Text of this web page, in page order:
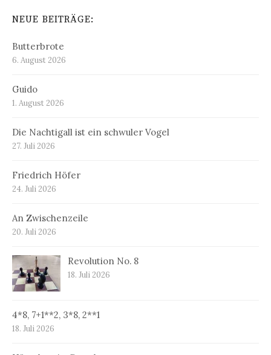
NEUE BEITRÄGE:
Butterbrote
6. August 2026
Guido
1. August 2026
Die Nachtigall ist ein schwuler Vogel
27. Juli 2026
Friedrich Höfer
24. Juli 2026
An Zwischenzeile
20. Juli 2026
Revolution No. 8
18. Juli 2026
4*8, 7+1**2, 3*8, 2**1
18. Juli 2026